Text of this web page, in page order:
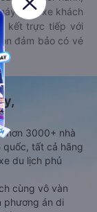
bay, xe khách
kết trực tiếp với
đảm bảo có vé
hơn 3000+ nhà
tất cả hãng
du lịch phủ
cùng vô vàn
phương án di